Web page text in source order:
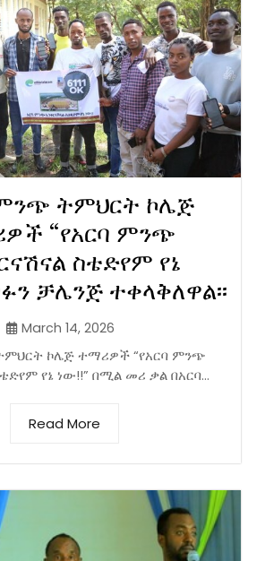
ትምህርት ኮሌጅ
“የአርባ ምንጭ
ስቴድየም የኔ
ቻሌንጅ ተቀላቅለዋል፡፡
March 14, 2026
ኮሌጅ ተማሪዎች “የአርባ ምንጭ
የኔ ነው!!” በሚል መሪ ቃል በአርባ...
Read More